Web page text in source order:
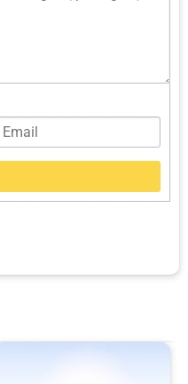
pháp để bảo vệ lớp sơn xe
để duy trì giá trị lâu dài của
tạp và điều kiện môi trường
Gloss mang đến sự an tâm
đá văng, cát bụi hoặc những
hoặc đỗ xe. Nhờ đó, bề mặt
gian.